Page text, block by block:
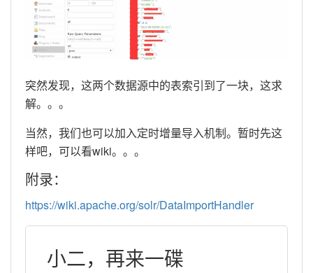
突然发现，这两个数据源中的表索引到了一块，这求
解。。。
当然，我们也可以加入定时增量导入机制。暂时先这
样吧，可以看wiki。。。
附录：
https://wiki.apache.org/solr/DataImportHandler
小二，再来一碟